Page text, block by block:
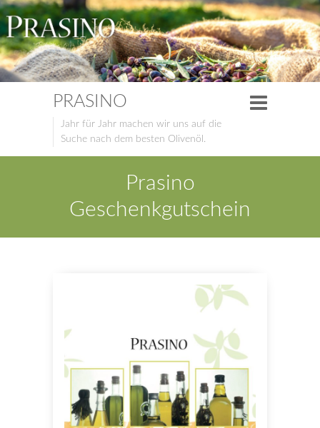
PRASINO
Jahr für Jahr machen wir uns auf die
Suche nach dem besten Olivenöl.
Prasino
Geschenkgutschein